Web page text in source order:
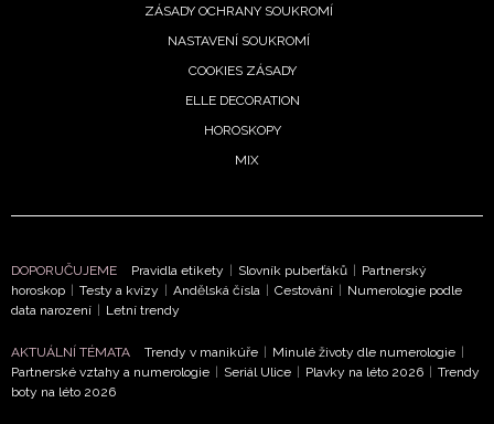
NEWSLETTER
Přihlášením k newsletteru souhlasíte s
podmínkami společnosti BurdaMedia Extra s.r.o.
Chcete navíc dostávat i další zajímavé a exkluzivní
informace od našich partnerů? Pokud souhlasíte se
zpracováním údajů k tomuto účelu podle
Zásad ochrany
soukromí BurdaMedia Extra s.r.o., zaškrtněte toto pole.
ZÁSADY OCHRANY SOUKROMÍ
NASTAVENÍ SOUKROMÍ
COOKIES ZÁSADY
ELLE DECORATION
HOROSKOPY
MIX
DOPORUČUJEME Pravidla etikety | Slovník puberťáků | Partnerský
horoskop | Testy a kvízy | Andělská čísla | Cestování | Numerologie podle
data narození | Letní trendy
AKTUÁLNÍ TÉMATA Trendy v manikúře | Minulé životy dle numerologie |
Partnerské vztahy a numerologie | Seriál Ulice | Plavky na léto 2026 | Trendy
boty na léto 2026